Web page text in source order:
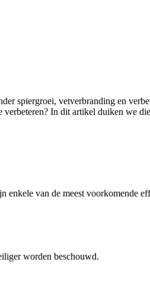
spiergroei, vetverbranding en
In dit artikel duiken we
enkele van de meest voorkomende
worden beschouwd.